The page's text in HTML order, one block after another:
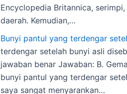
Encyclopedia Britannica,
daerah. Kemudian,…
Bunyi pantul yang terdengar
terdengar setelah bunyi asli
jawaban benar Jawaban: B.
bunyi pantul yang terdengar
saya sangat menyarankan…